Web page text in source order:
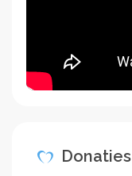
Donaties